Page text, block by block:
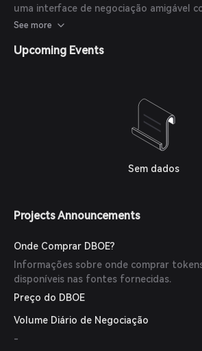
uma interface de negociação amigável
gás e diversas funcionalidades e
See more
Upcoming Events
Sem dados
Projects Announcements
Onde Comprar DBOE?
Informações sobre onde comprar
disponíveis nas fontes fornecidas.
Preço do DBOE
Volume Diário de Negociação
-